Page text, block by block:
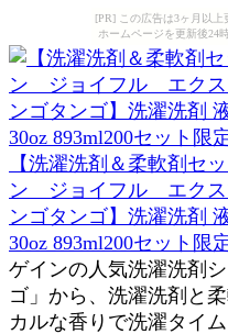
[PR] この広告は3ヶ月以上
ホームページを更新後24
【洗濯洗剤＆柔軟剤セ
ン ジョイフル エクス
ンゴタンゴ】洗濯洗剤
30oz 893ml200セット限
ゲインの人気洗濯洗剤
ゴ」から、洗濯洗剤と
カルな香りで洗濯タイ